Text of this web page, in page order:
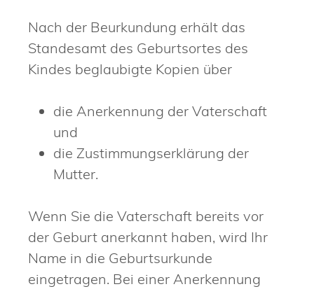
Nach der Beurkundung erhält das
Standesamt des Geburtsortes des
Kindes beglaubigte Kopien über
die Anerkennung der Vaterschaft
und
die Zustimmungserklärung der
Mutter.
Wenn Sie die Vaterschaft bereits vor
der Geburt anerkannt haben, wird Ihr
Name in die Geburtsurkunde
eingetragen. Bei einer Anerkennung